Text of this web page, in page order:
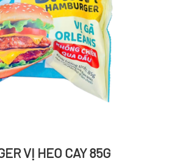
VỊ HEO CAY 85G